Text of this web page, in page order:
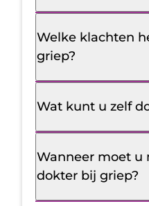
Welke klachten
griep?
Wat kunt u zelf
Wanneer moet u
dokter bij griep?